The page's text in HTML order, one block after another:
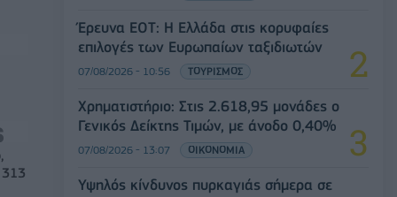
Έρευνα ΕΟΤ: Η Ελλάδα στις κορυφαίες
επιλογές των Ευρωπαίων ταξιδιωτών
07/08/2026 - 10:56 ΤΟΥΡΙΣΜΟΣ
Χρηματιστήριο: Στις 2.618,95 μονάδες ο
Γενικός Δείκτης Τιμών, με άνοδο 0,40%
07/08/2026 - 13:07 ΟΙΚΟΝΟΜΙΑ
Υψηλός κίνδυνος πυρκαγιάς σήμερα σε